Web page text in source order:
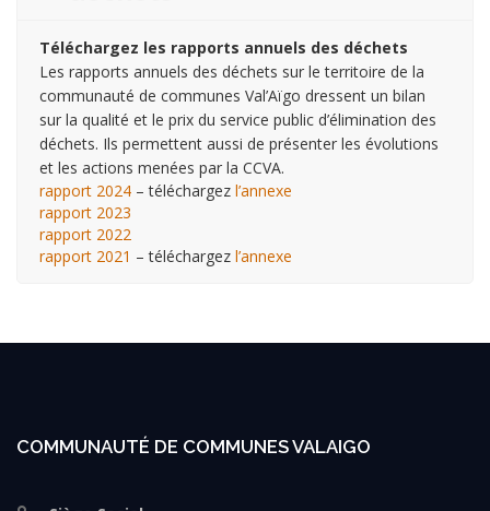
Téléchargez les rapports annuels des déchets
Les rapports annuels des déchets sur le territoire de la
communauté de communes Val’Aïgo dressent un bilan
sur la qualité et le prix du service public d’élimination des
déchets. Ils permettent aussi de présenter les évolutions
et les actions menées par la CCVA.
rapport 2024 – téléchargez l’annexe
rapport 2023
rapport 2022
rapport 2021 – téléchargez l’annexe
COMMUNAUTÉ DE COMMUNES VALAIGO